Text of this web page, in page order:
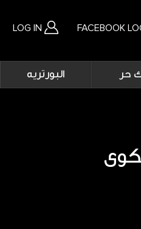
LOG IN FACEBOOK
Main
navigation
حر البورتريه